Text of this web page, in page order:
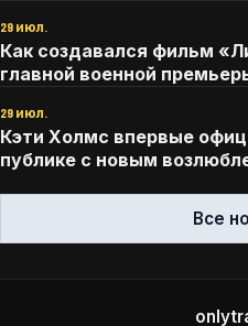
29 июл.
Как создавался фильм
главной военной
29 июл.
Кэти Холмс впервые
публике с новым
Все